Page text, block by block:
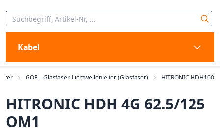
Kabel
GOF – Glasfaser-Lichtwellenleiter (Glasfaser) HITRONIC HDH100
HITRONIC HDH 4G 62.5/125
OM1